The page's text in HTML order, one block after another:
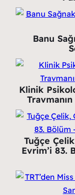
Banu
Klinik
Tuğçe
Evrim’i 83.